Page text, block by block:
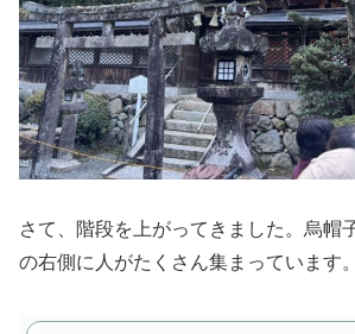
さて、階段を上がってきました。烏帽
の右側に人がたくさん集まっています。